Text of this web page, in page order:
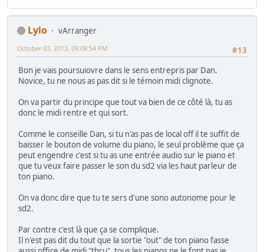
Lylo
vArranger
#13
October 03, 2013, 09:08:54 PM
Bon je vais poursuiovre dans le sens entrepris par Dan.
Novice, tu ne nous as pas dit si le témoin midi clignote.
On va partir du principe que tout va bien de ce côté là, tu as
donc le midi rentre et qui sort.
Comme le conseille Dan, si tu n'as pas de local off il te suffit de
baisser le bouton de volume du piano, le seul problème que ça
peut engendre c'est si tu as une entrée audio sur le piano et
que tu veux faire passer le son du sd2 via les haut parleur de
ton piano.
On va donc dire que tu te sers d'une sono autonome pour le
sd2.
Par contre c'est là que ça se complique.
Il n'est pas dit du tout que la sortie "out" de ton piano fasse